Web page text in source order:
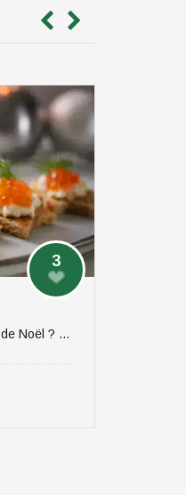
3
Envie d'une entrée pour votre repas de Noël ? On vous propose une recette sucré/salée rapide et efficace à base de pommes et boudin. Pour 6 personnes.